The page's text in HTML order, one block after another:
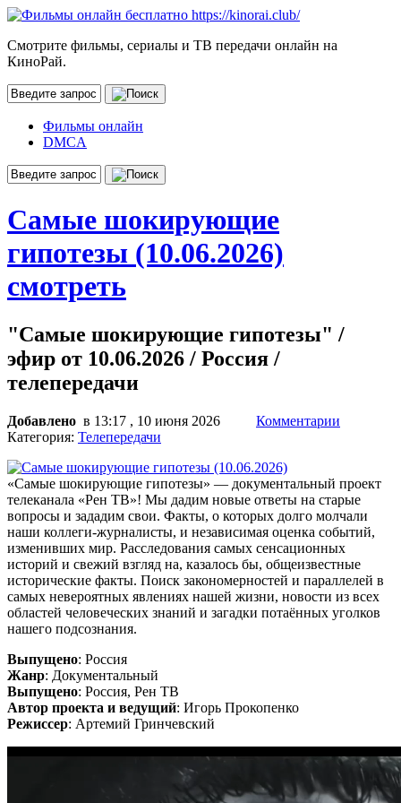
Смотрите фильмы, сериалы и ТВ передачи онлайн на
КиноРай.
Фильмы онлайн
DMCA
Самые шокирующие
гипотезы (10.06.2026)
смотреть
"Самые шокирующие гипотезы" /
эфир от 10.06.2026 / Россия /
телепередачи
Добавлено в 13:17 , 10 июня 2026
Комментарии
Категория: Телепередачи
«Самые шокирующие гипотезы» — документальный проект
телеканала «Рен ТВ»! Мы дадим новые ответы на старые
вопросы и зададим свои. Факты, о которых долго молчали
наши коллеги-журналисты, и независимая оценка событий,
изменивших мир. Расследования самых сенсационных
историй и свежий взгляд на, казалось бы, общеизвестные
исторические факты. Поиск закономерностей и параллелей в
самых невероятных явлениях нашей жизни, новости из всех
областей человеческих знаний и загадки потаённых уголков
нашего подсознания.
Выпущено: Россия
Жанр: Документальный
Выпущено: Россия, Рен ТВ
Автор проекта и ведущий: Игорь Прокопенко
Режиссер: Артемий Гринчевский